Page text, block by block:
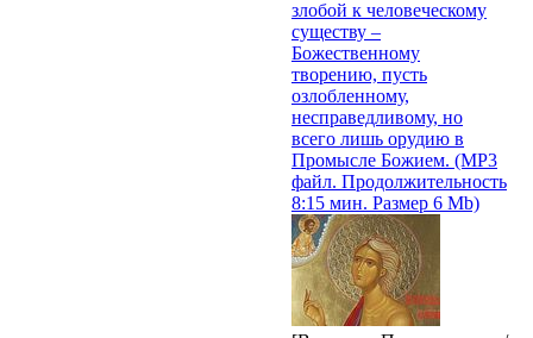
злобой к человеческому
существу –
Божественному
творению, пусть
озлобленному,
несправедливому, но
всего лишь орудию в
Промысле Божием. (MP3
файл. Продолжительность
8:15 мин. Размер 6 Mb)